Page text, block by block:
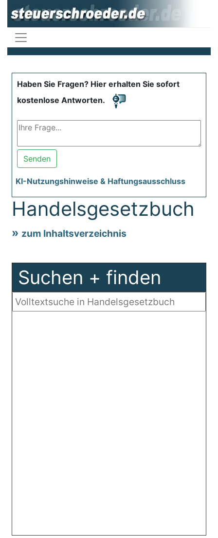
Haben Sie Fragen? Hier erhalten Sie sofort
kostenlose Antworten.
Senden
KI-Nutzungshinweise & Haftungsausschluss
Handelsgesetzbuch
zum Inhaltsverzeichnis
Suchen + finden